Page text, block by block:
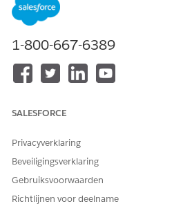
van deze:
De aanroepbare actie
academische volgorde voor een
De pagina Orders om orders te
Academische orders om de order
studenten bij te houden en uw
facturen genereren
Een financiële order voor
Maak een academische order
met de door Salesforce geleverde
1-800-667-6389
SALESFORCE
Privacyverklaring
Beveiligingsverklaring
Gebruiksvoorwaarden
Richtlijnen voor deelname